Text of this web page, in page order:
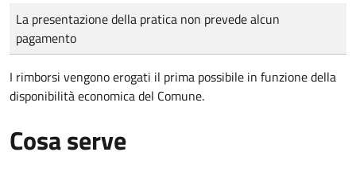
Tipo di pagamento
Importo
La presentazione della pratica non prevede alcun
pagamento
I rimborsi vengono erogati il prima possibile in funzione della
disponibilità economica del Comune.
Cosa serve